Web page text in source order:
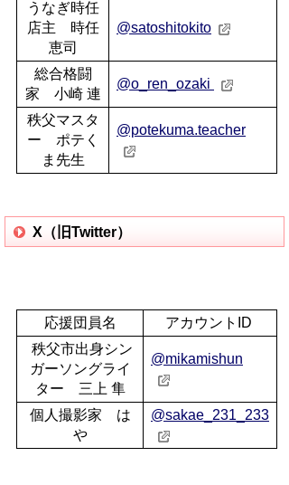
うなぎ時任
店主 時任
恵司
@satoshitokito
総合格闘
家 小崎 連
@o_ren_ozaki
秩父マスタ
ー ポテく
ま先生
@potekuma.teacher
X（旧Twitter）
応援団員名
アカウントID
秩父市出身シン
ガーソングライ
ター 三上 隼
@mikamishun
個人撮影家 は
や
@sakae_231_233